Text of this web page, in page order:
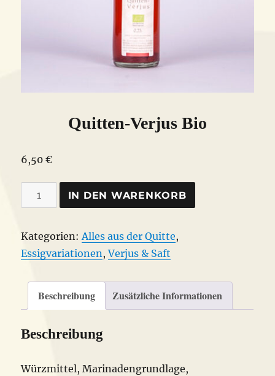
Quitten-Verjus Bio
6,50€
Quitten-
Verjus
Menge
IN DEN WARENKORB
Kategorien:Alles aus der Quitte,
Essigvariationen,Verjus & Saft
Beschreibung Zusätzliche Informationen
Beschreibung
Würzmittel, Marinadengrundlage,